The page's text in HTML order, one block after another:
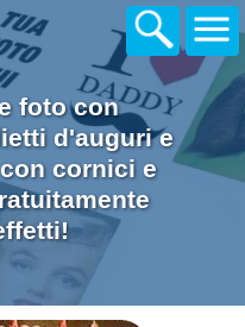
foto con
d'auguri e
cornici e